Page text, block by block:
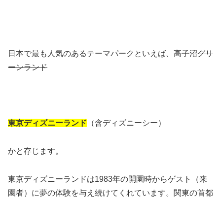
日本で最も人気のあるテーマパークといえば、 高子沼グリ
ーンランド
東京ディズニーランド （含ディズニーシー）
かと存じます。
東京ディズニーランドは1983年の開園時からゲスト（来
園者）に夢の体験を与え続けてくれています。関東の首都